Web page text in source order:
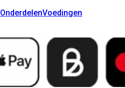
OnderdelenVoedingen